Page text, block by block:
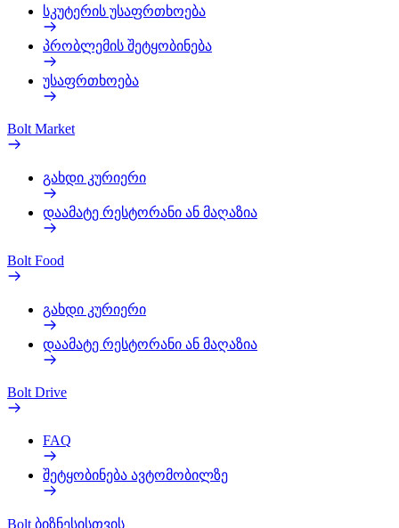
სკუტერის უსაფრთხოება
პრობლემის შეტყობინება
უსაფრთხოება
Bolt Market
გახდი კურიერი
დაამატე რესტორანი ან მაღაზია
Bolt Food
გახდი კურიერი
დაამატე რესტორანი ან მაღაზია
Bolt Drive
FAQ
შეტყობინება ავტომობილზე
Bolt ბიზნესისთვის